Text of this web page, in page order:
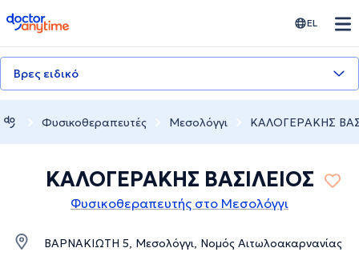
doctoranytime EL
Βρες ειδικό
Φυσικοθεραπευτές Μεσολόγγι ΚΑΛΟΓΕΡΑΚΗΣ
ΚΑΛΟΓΕΡΑΚΗΣ ΒΑΣΙΛΕΙΟΣ
Φυσικοθεραπευτής στο Μεσολόγγι
ΒΑΡΝΑΚΙΩΤΗ 5, Μεσολόγγι, Νομός Αιτωλοακαρνανίας